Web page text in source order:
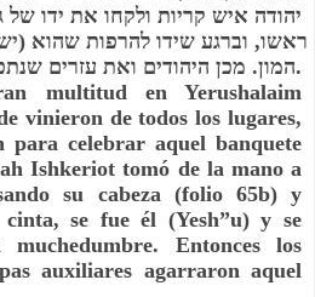
המון. מכן היהודים ואת עזרים שנתפסו (האיש).
multitud en Yerushalaim
vinieron de todos los lugares,
para celebrar aquel banquete
Ishkeriot tomó de la mano a
su cabeza (folio 65b) y
se fue él (Yesh”u) y se
Entonces los
auxiliares agarraron aquel